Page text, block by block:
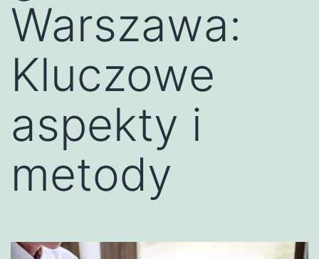
Warszawa:
Kluczowe
aspekty i
metody